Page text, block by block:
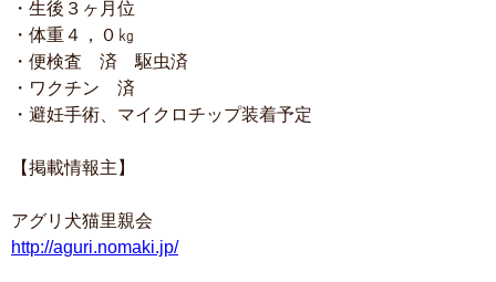
・生後３ヶ月位
・体重４，０㎏
・便検査 済 駆虫済
・ワクチン 済
・避妊手術、マイクロチップ装着予定
【掲載情報主】
アグリ犬猫里親会
http://aguri.nomaki.jp/